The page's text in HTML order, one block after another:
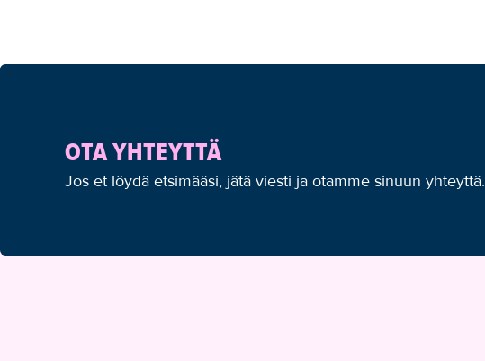
OTA YHTEYTTÄ
Jos et löydä etsimääsi, jätä viesti ja otamme sinuun yhteyttä.